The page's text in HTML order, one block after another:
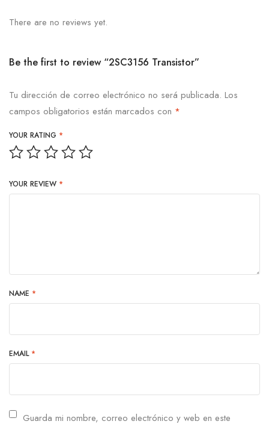
There are no reviews yet.
Be the first to review “2SC3156 Transistor”
Tu dirección de correo electrónico no será publicada. Los
campos obligatorios están marcados con *
YOUR RATING *
YOUR REVIEW *
NAME *
EMAIL *
Guarda mi nombre, correo electrónico y web en este